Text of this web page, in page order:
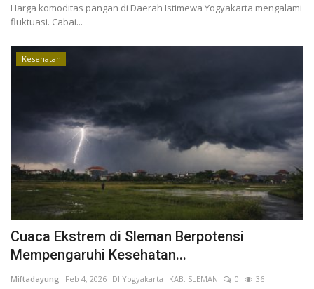
Harga komoditas pangan di Daerah Istimewa Yogyakarta mengalami
fluktuasi. Cabai...
Kesehatan
Cuaca Ekstrem di Sleman Berpotensi
Mempengaruhi Kesehatan...
Miftadayung Feb 4, 2026 DI Yogyakarta KAB. SLEMAN 0
36